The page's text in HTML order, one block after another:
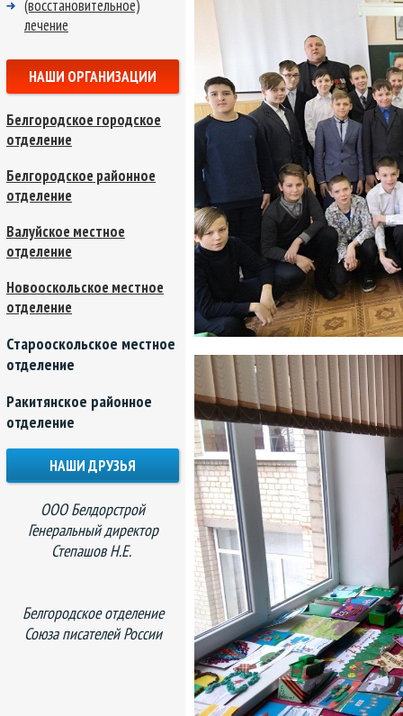
(восстановительное)
лечение
НАШИ ОРГАНИЗАЦИИ
Белгородское городское
отделение
Белгородское районное
отделение
Валуйское местное
отделение
Новооскольское местное
отделение
Старооскольское местное
отделение
Ракитянское районное
отделение
НАШИ ДРУЗЬЯ
ООО Белдорстрой
Генеральный директор
Степашов Н.Е.
Белгородское отделение
Союза писателей России